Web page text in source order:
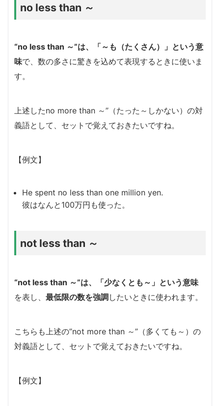
no less than ～
“no less than ～”は、「～も（たくさん）」という意
味で、数の多さに驚きを込めて表現するときに使いま
す。
上述したno more than ～”（たった～しかない）の対
義語として、セットで覚えておきたいですね。
【例文】
He spent no less than one million yen.
彼はなんと100万円も使った。
not less than ～
“not less than ～”は、「少なくとも～」という意味
を表し、 最低限の数を強調したいときに使われます。
こちらも上述の”not more than ～”（多くても～）の
対義語として、セットで覚えておきたいですね。
【例文】